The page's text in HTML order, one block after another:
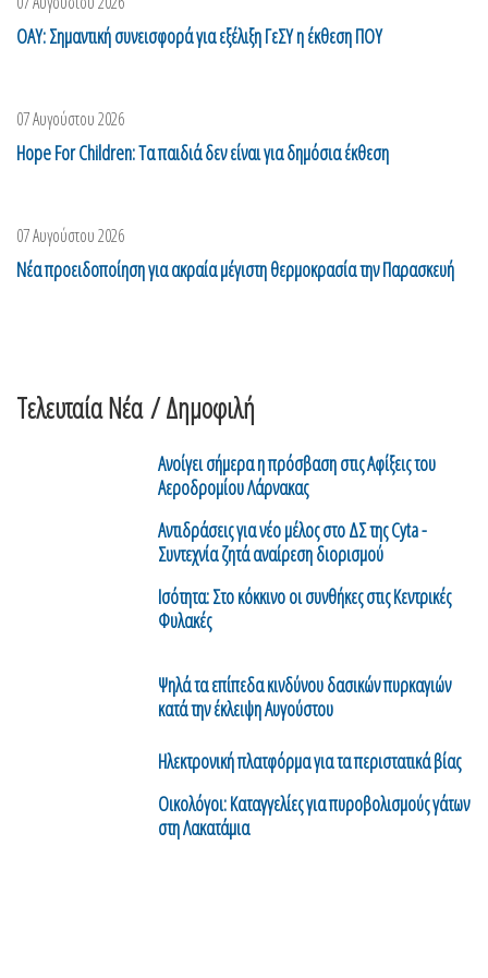
ΟΑΥ: Σημαντική συνεισφορά για εξέλιξη ΓεΣΥ η έκθεση ΠΟΥ
07 Αυγούστου 2026
Hope For Children: Τα παιδιά δεν είναι για δημόσια έκθεση
07 Αυγούστου 2026
Νέα προειδοποίηση για ακραία μέγιστη θερμοκρασία την Παρασκευή
Τελευταία Νέα/ Δημοφιλή
Ανοίγει σήμερα η πρόσβαση στις Αφίξεις του
Αεροδρομίου Λάρνακας
Αντιδράσεις για νέο μέλος στο ΔΣ της Cyta -
Συντεχνία ζητά αναίρεση διορισμού
Ισότητα: Στο κόκκινο οι συνθήκες στις Κεντρικές
Φυλακές
Ψηλά τα επίπεδα κινδύνου δασικών πυρκαγιών
κατά την έκλειψη Αυγούστου
Ηλεκτρονική πλατφόρμα για τα περιστατικά βίας
Οικολόγοι: Καταγγελίες για πυροβολισμούς γάτων
στη Λακατάμια